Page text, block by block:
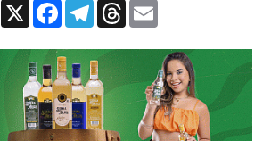
WhatsApp
X FacebookTelegramThreads